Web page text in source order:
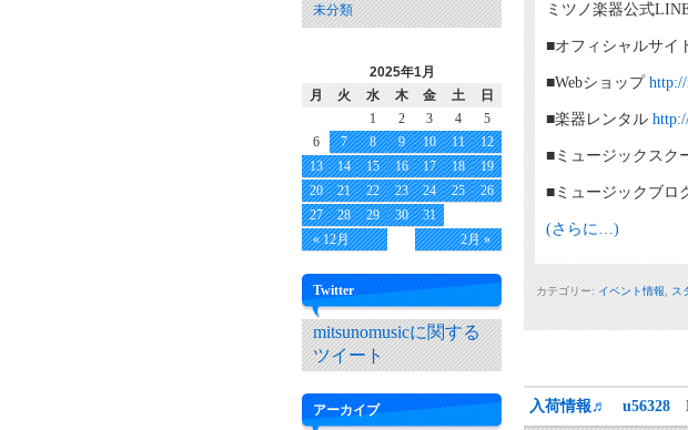
ミツノ楽器公式
■オフィシャルサイ
■Webショップ
■楽器レンタル
■ミュージックスク
■ミュージックブロ
(さらに…)
カテゴリー: イベント情報 ス
入荷情報♬ u56328
未分類
2025年1月
月
火 水 木 金 土 日
« 12月 2月 »
1 2 3 4
5
6
7 8 9 10 11
12
13
14 15 16 17 18
19
20
21 22 23 24 25
26
27
28 29 30 31
Twitter
mitsunomusicに関する
ツイート
アーカイブ